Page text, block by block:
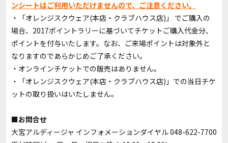
ンシートはご利用いただけませんので、ご注意ください。
・「オレンジスクウェア(本店・クラブハウス店)」 でご購入の
場合、2017ポイントラリーに基づいてチケットご購入代金分、
ポイントを付与いたします。なお、ご来場ポイントは対象外と
なりますのであらかじめご了承ください。
・オンラインチケットでの販売はありません。
・「オレンジスクウェア(本店・クラブハウス店)」での当日チケ
ットの取り扱いはいたしません。
■お問合せ
大宮アルディージャ インフォメーションダイヤル 048-622-7700